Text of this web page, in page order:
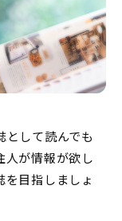
して読んでも
人が情報が欲し
目指しましょ